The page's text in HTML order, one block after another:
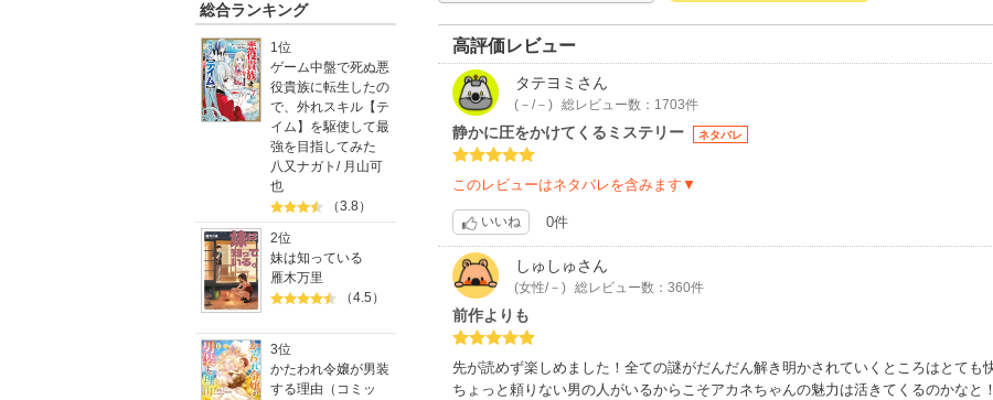
総合ランキング
1位
ゲーム中盤で死ぬ悪
役貴族に転生したの
で、外れスキル【テ
イム】を駆使して最
強を目指してみた
八又ナガト / 月山可
也
（3.8）
2位
妹は知っている
雁木万里
（4.5）
3位
かたわれ令嬢が男装
する理由（コミッ
高評価レビュー
タテヨミ さん
(－/－) 総レビュー数：1703件
静かに圧をかけてくるミステリー ネタバレ
このレビューはネタバレを含みます▼
いいね 0件
しゅしゅ さん
(女性/－) 総レビュー数：360件
前作よりも
先が読めず楽しめました！全ての謎がだんだん解き明かされていくところはとても
ちょっと頼りない男の人がいるからこそアカネちゃんの魅力は活きてくるのかなと